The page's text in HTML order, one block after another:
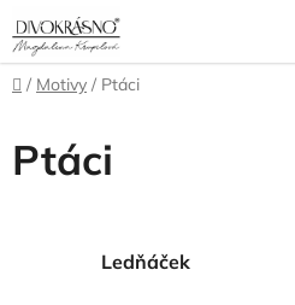
na
obsah
Domů
/ Motivy / Ptáci
Ptáci
Ledňáček